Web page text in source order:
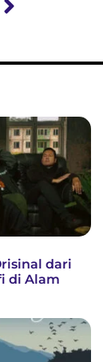
dari
di Alam